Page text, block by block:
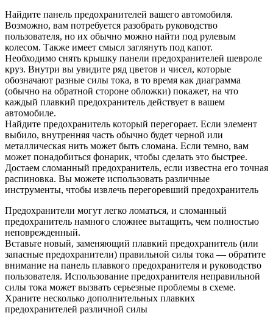
Найдите панель предохранителей вашего автомобиля.
Возможно, вам потребуется разобрать руководство
пользователя, но их обычно можно найти под рулевым
колесом. Также имеет смысл заглянуть под капот.
Необходимо снять крышку панели предохранителей шевроле
круз. Внутри вы увидите ряд цветов и чисел, которые
обозначают разные силы тока, в то время как диаграмма
(обычно на обратной стороне обложки) покажет, на что
каждый плавкий предохранитель действует в вашем
автомобиле.
Найдите предохранитель который перегорает. Если элемент
выбило, внутренняя часть обычно будет черной или
металлическая нить может быть сломана. Если темно, вам
может понадобиться фонарик, чтобы сделать это быстрее.
Достаем сломанный предохранитель, если известна его точная
распиновка. Вы можете использовать различные
инструменты, чтобы извлечь перегоревший предохранитель
Предохранители могут легко ломаться, и сломанный
предохранитель намного сложнее вытащить, чем полностью
неповрежденный.
Вставьте новый, заменяющий плавкий предохранитель (или
запасные предохранители) правильной силы тока — обратите
внимание на панель плавкого предохранителя и руководство
пользователя. Использование предохранителя неправильной
силы тока может вызвать серьезные проблемы в схеме.
Храните несколько дополнительных плавких
предохранителей различной силы